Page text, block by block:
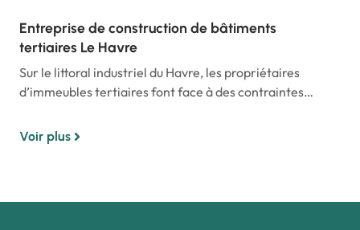
Entreprise de construction de bâtiments
tertiaires Le Havre
Sur le littoral industriel du Havre, les propriétaires
d’immeubles tertiaires font face à des contraintes…
Voir plus